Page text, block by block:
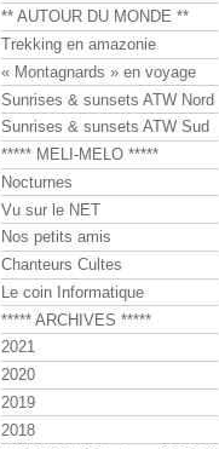
** AUTOUR DU MONDE **
Trekking en amazonie
« Montagnards » en voyage
Sunrises & sunsets ATW Nord
Sunrises & sunsets ATW Sud
***** MELI-MELO *****
Nocturnes
Vu sur le NET
Nos petits amis
Chanteurs Cultes
Le coin Informatique
***** ARCHIVES *****
2021
2020
2019
2018